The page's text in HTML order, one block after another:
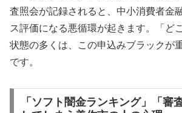
査照会が記録されると、中小消費者金
ス評価になる悪循環が起きます。「ど
状態の多くは、この申込みブラックが
です。
「ソフト闇金ランキング」「審